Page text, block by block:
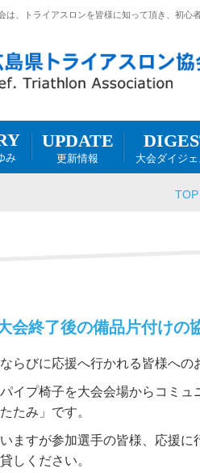
は、トライアスロンを皆様に知って頂き、初心
み
UPDATE
更新情報 大会ダイジ
TOP
会終了後の備品片付けの
らびに応援へ行かれる皆様への
イプ椅子を大会会場からコミ
たみ」です。
ますが参加選手の皆様、応援
しください。